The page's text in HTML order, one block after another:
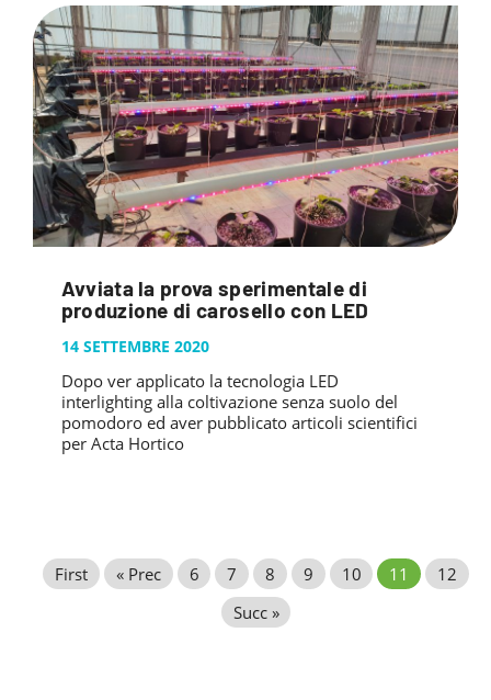
Avviata la prova sperimentale di
produzione di carosello con LED
14 SETTEMBRE 2020
Dopo ver applicato la tecnologia LED
interlighting alla coltivazione senza suolo del
pomodoro ed aver pubblicato articoli scientifici
per Acta Hortico
First « Prec 6 7 8 9 10 11
12
Succ »